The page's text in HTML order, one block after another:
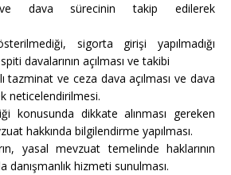
ve dava sürecinin takip edilerek
sigorta girişi yapılmadığı
davalarının açılması ve takibi
tazminat ve ceza dava açılması ve dava
neticelendirilmesi.
konusunda dikkate alınması gereken
hakkında bilgilendirme yapılması.
yasal mevzuat temelinde haklarının
danışmanlık hizmeti sunulması.